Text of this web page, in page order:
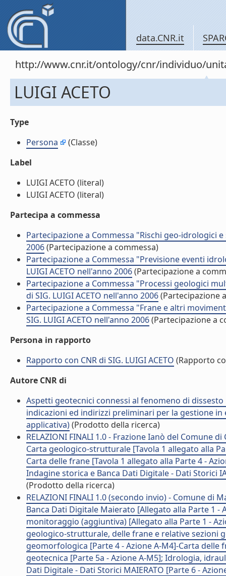
data.CNR.it
http://www.cnr.it/ontology/cnr/individuo/
LUIGI ACETO
Type
Persona
(Classe)
Label
LUIGI ACETO (literal)
LUIGI ACETO (literal)
Partecipa a commessa
Partecipazione a Commessa "Rischi geo-idrologici
2006(Partecipazione a commessa)
Partecipazione a Commessa "Previsione eventi
LUIGI ACETO nell'anno 2006(Partecipazione a
Partecipazione a Commessa "Processi geologici
di SIG. LUIGI ACETO nell'anno 2006(Partecipazione
Partecipazione a Commessa "Frane e altri
SIG. LUIGI ACETO nell'anno 2006(Partecipazione a
Persona in rapporto
Rapporto con CNR di SIG. LUIGI ACETO (Rapporto
Autore CNR di
Aspetti geotecnici connessi al fenomeno di
indicazioni ed indirizzi preliminari per la gestione
applicativa)(Prodotto della ricerca)
RELAZIONI FINALI 1.0 - Frazione Ianò del Comune
Carta geologico-strutturale [Tavola 1 allegato alla
Carta delle frane [Tavola 1 allegato alla Parte 4 -
Indagine storica e Banca Dati Digitale - Dati Storici
(Prodotto della ricerca)
RELAZIONI FINALI 1.0 (secondo invio) - Comune
Banca Dati Digitale Maierato [Allegato alla Parte 1
monitoraggio (aggiuntiva) [Allegato alla Parte 1 -
geologico-strutturale, delle frane e relative sezioni
geomorfologica [Parte 4 - Azione A-M4]-Carta delle
geotecnica [Parte 5a - Azione A-M5]; Idrologia,
Dati Digitale - Dati Storici MAIERATO [Parte 6 -